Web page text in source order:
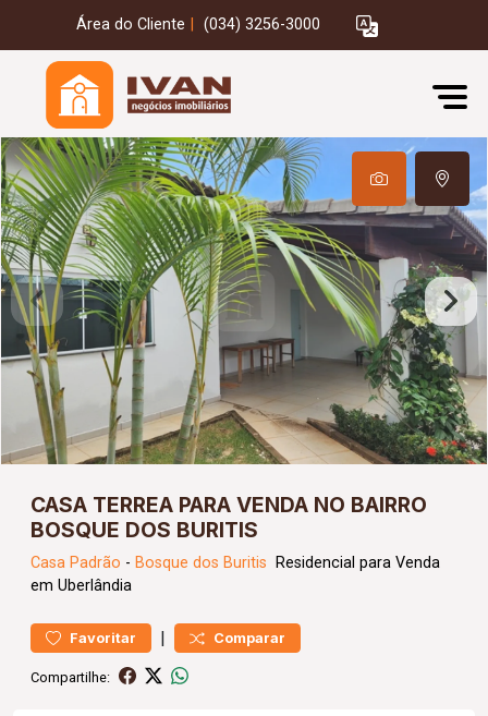
Área do Cliente (034) 3256-3000
CASA TERREA PARA VENDA NO BAIRRO
BOSQUE DOS BURITIS
Casa Padrão - Bosque dos Buritis
Residencial para Venda
em Uberlândia
Favoritar | Comparar
Compartilhe: